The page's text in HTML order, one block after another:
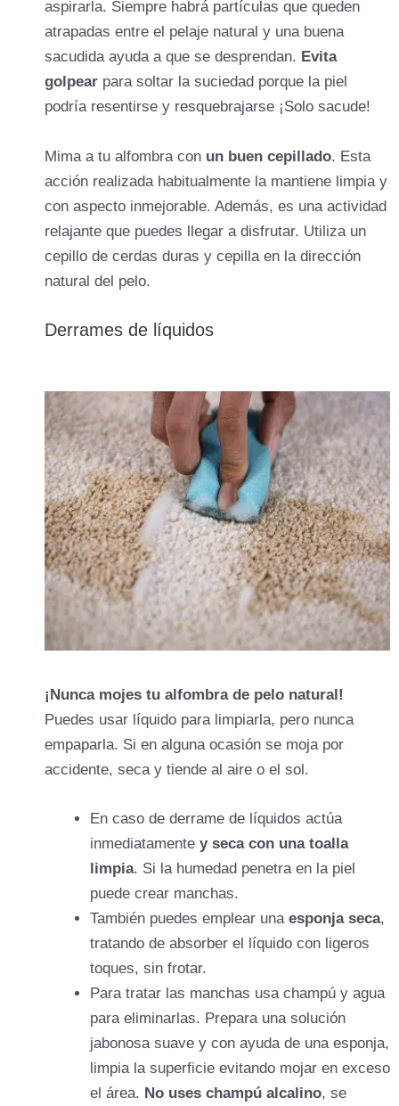
aspirarla. Siempre habrá partículas que queden
atrapadas entre el pelaje natural y una buena
sacudida ayuda a que se desprendan. Evita
golpear para soltar la suciedad porque la piel
podría resentirse y resquebrajarse ¡Solo sacude!
Mima a tu alfombra con un buen cepillado. Esta
acción realizada habitualmente la mantiene limpia y
con aspecto inmejorable. Además, es una actividad
relajante que puedes llegar a disfrutar. Utiliza un
cepillo de cerdas duras y cepilla en la dirección
natural del pelo.
Derrames de líquidos
¡Nunca mojes tu alfombra de pelo natural!
Puedes usar líquido para limpiarla, pero nunca
empaparla. Si en alguna ocasión se moja por
accidente, seca y tiende al aire o el sol.
En caso de derrame de líquidos actúa
inmediatamente y seca con una toalla
limpia. Si la humedad penetra en la piel
puede crear manchas.
También puedes emplear una esponja seca,
tratando de absorber el líquido con ligeros
toques, sin frotar.
Para tratar las manchas usa champú y agua
para eliminarlas. Prepara una solución
jabonosa suave y con ayuda de una esponja,
limpia la superficie evitando mojar en exceso
el área. No uses champú alcalino, se